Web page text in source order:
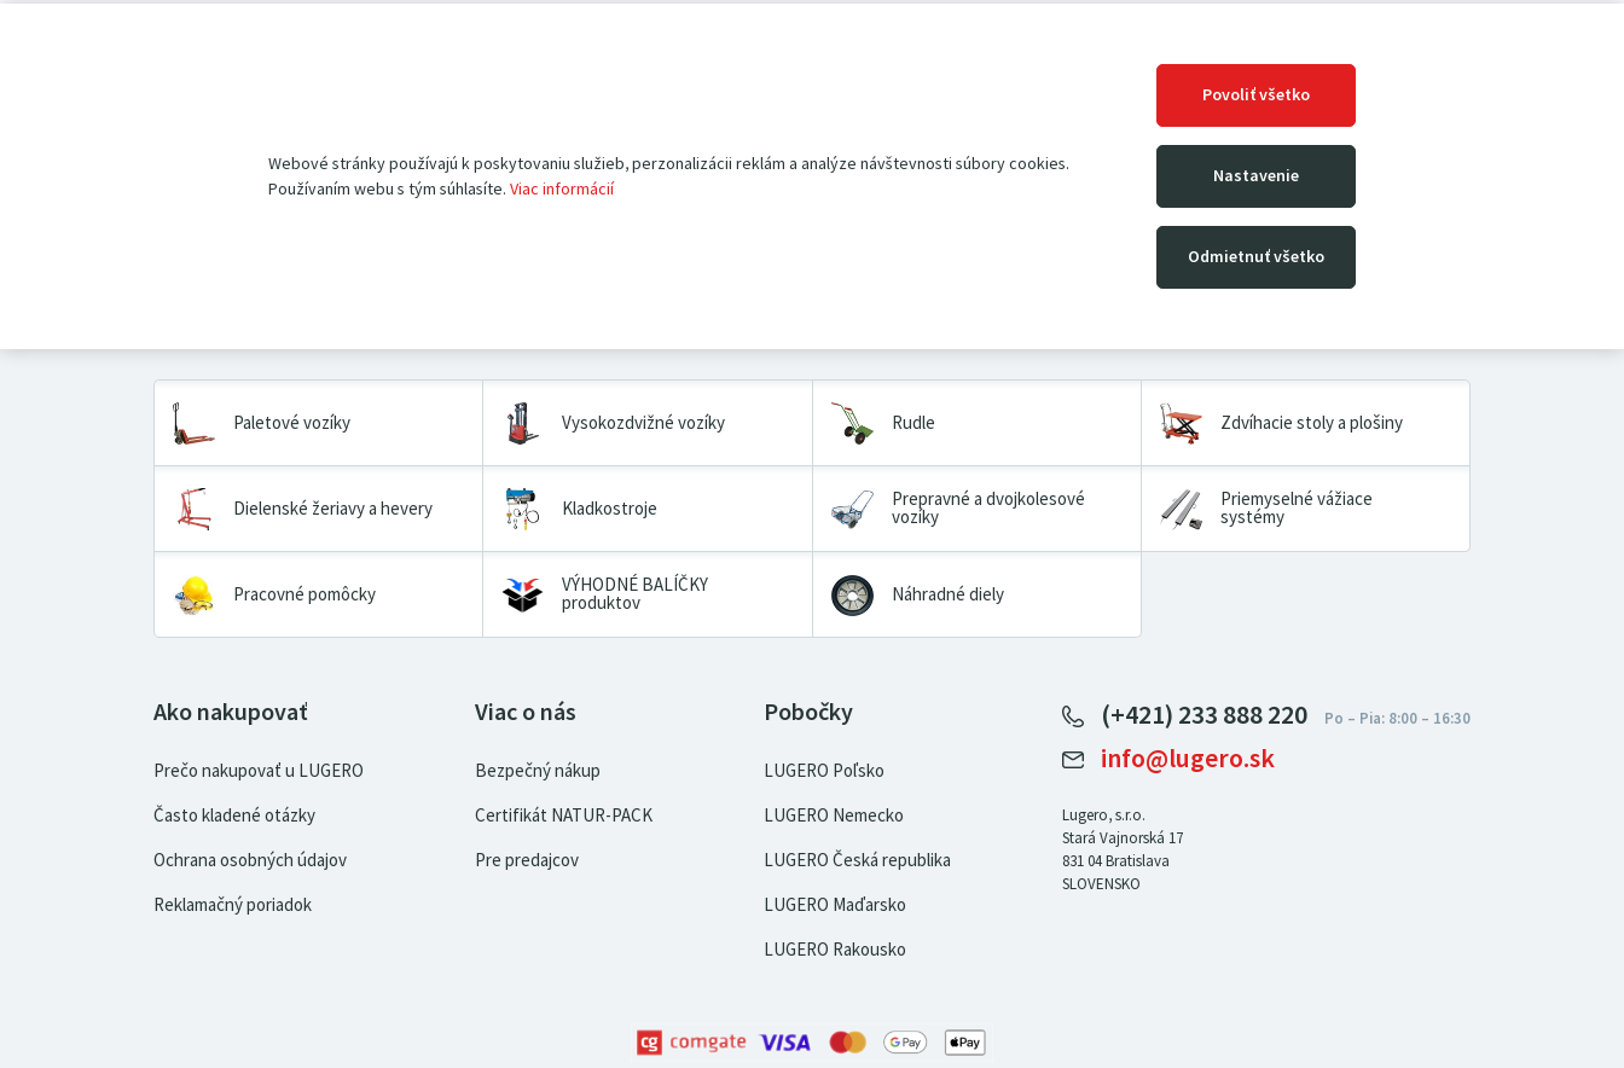
Webové stránky používajú k poskytovaniu služieb, perzonalizácii reklám a analýze návštevnosti súbory cookies.
Používaním webu s tým súhlasíte. Viac informácií
Povoliť všetko
Nastavenie
Odmietnuť všetko
Pokiaľ ešte u nás nemáte vytvorený účet,registrujte sa.
Paletové vozíky Vysokozdvižné vozíky Rudle Zdvíhacie stoly a plošiny
Dielenské žeriavy a hevery Kladkostroje Prepravné a dvojkolesové
vozíky
Priemyselné vážiace
systémy
Pracovné pomôcky VÝHODNÉ BALÍČKY
produktov Náhradné diely
Ako nakupovať
Prečo nakupovať u LUGERO
Často kladené otázky
Ochrana osobných údajov
Reklamačný poriadok
Viac o nás
Bezpečný nákup
Certifikát NATUR-PACK
Pre predajcov
Pobočky
LUGERO Poľsko
LUGERO Nemecko
LUGERO Česká republika
LUGERO Maďarsko
LUGERO Rakousko
(+421) 233 888 220
info@lugero.sk
Lugero, s.r.o.
Stará Vajnorská 17
831 04Bratislava
SLOVENSKO